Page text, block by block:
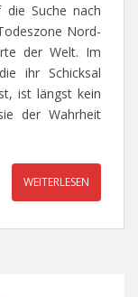
Suche nach
Nord-
der Welt. Im
ihr Schicksal
ist längst kein
der Wahrheit
WEITERLESEN